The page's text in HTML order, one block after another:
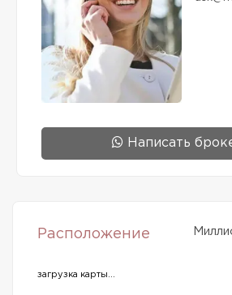
Написать
Расположение
загрузка карты...